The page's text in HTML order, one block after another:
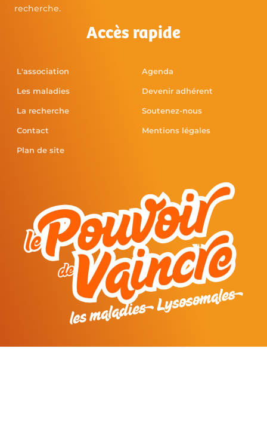
recherche.
Accès rapide
L'association
Les maladies
La recherche
Contact
Plan de site
Agenda
Devenir adhérent
Soutenez-nous
Mentions légales